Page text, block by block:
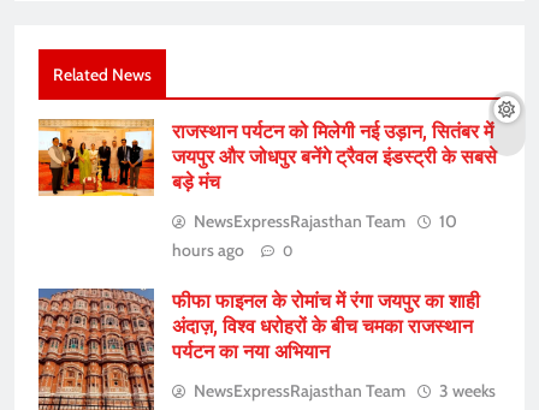
Related News
राजस्थान पर्यटन को मिलेगी नई उड़ान, सितंबर में
जयपुर और जोधपुर बनेंगे ट्रैवल इंडस्ट्री के सबसे
बड़े मंच
NewsExpressRajasthan Team
10
hours ago
0
फीफा फाइनल के रोमांच में रंगा जयपुर का शाही
अंदाज़, विश्व धरोहरों के बीच चमका राजस्थान
पर्यटन का नया अभियान
NewsExpressRajasthan Team
3 weeks